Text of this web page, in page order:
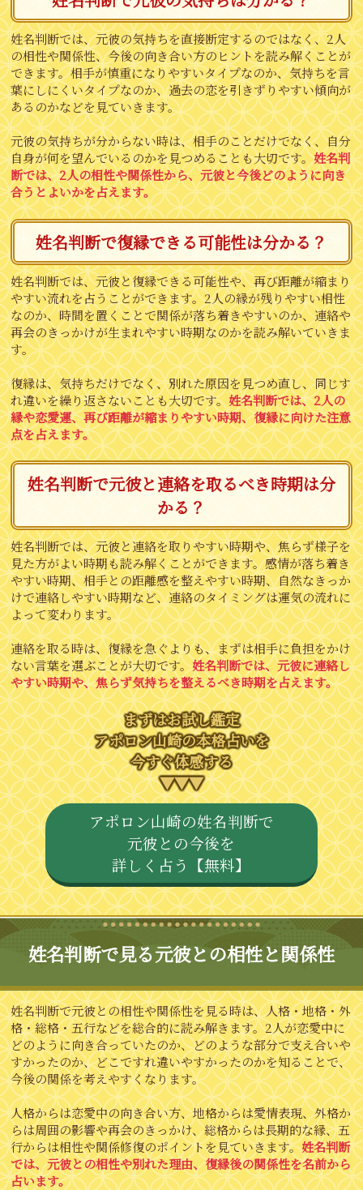
姓名判断では、元彼の気持ちを直接断定するのではなく、2人
の相性や関係性、今後の向き合い方のヒントを読み解くことが
できます。相手が慎重になりやすいタイプなのか、気持ちを言
葉にしにくいタイプなのか、過去の恋を引きずりやすい傾向が
あるのかなどを見ていきます。
元彼の気持ちが分からない時は、相手のことだけでなく、自分
自身が何を望んでいるのかを見つめることも大切です。姓名判
断では、2人の相性や関係性から、元彼と今後どのように向き
合うとよいかを占えます。
姓名判断で復縁できる可能性は分かる？
姓名判断では、元彼と復縁できる可能性や、再び距離が縮まり
やすい流れを占うことができます。2人の縁が残りやすい相性
なのか、時間を置くことで関係が落ち着きやすいのか、連絡や
再会のきっかけが生まれやすい時期なのかを読み解いていきま
す。
復縁は、気持ちだけでなく、別れた原因を見つめ直し、同じす
れ違いを繰り返さないことも大切です。 姓名判断では、2人の
縁や恋愛運、再び距離が縮まりやすい時期、復縁に向けた注意
点を占えます。
姓名判断で元彼と連絡を取るべき時期は分
かる？
姓名判断では、元彼と連絡を取りやすい時期や、焦らず様子を
見た方がよい時期も読み解くことができます。感情が落ち着き
やすい時期、相手との距離感を整えやすい時期、自然なきっか
けで連絡しやすい時期など、連絡のタイミングは運気の流れに
よって変わります。
連絡を取る時は、復縁を急ぐよりも、まずは相手に負担をかけ
ない言葉を選ぶことが大切です。姓名判断では、元彼に連絡し
やすい時期や、焦らず気持ちを整えるべき時期を占えます。
まずはお試し鑑定
アポロン山崎の本格占いを
今すぐ体感する
▼▼▼
アポロン山崎の姓名判断で
元彼との今後を
詳しく占う【無料】
姓名判断で見る元彼との相性と関係性
姓名判断で元彼との相性や関係性を見る時は、人格・地格・外
格・総格・五行などを総合的に読み解きます。2人が恋愛中に
どのように向き合っていたのか、どのような部分で支え合いや
すかったのか、どこですれ違いやすかったのかを知ることで、
今後の関係を考えやすくなります。
人格からは恋愛中の向き合い方、地格からは愛情表現、外格か
らは周囲の影響や再会のきっかけ、総格からは長期的な縁、五
行からは相性や関係修復のポイントを見ていきます。姓名判断
では、元彼との相性や別れた理由、復縁後の関係性を名前から
占います。